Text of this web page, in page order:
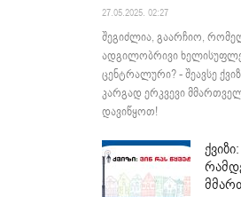
27.05.2025. 02:27
შეგიძლია, გაარჩიო,
ადგილობრივი
ცენტრალური? - შეავსე
კარგად ერკვევი
დავიწყოთ!